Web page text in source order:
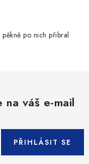
po nich přibral
váš e-mail
PŘIHLÁSIT SE